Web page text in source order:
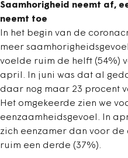
Saamhorigheid neemt af,
neemt toe
In het begin van de
meer
voelde ruim de helft (54%)
april. In juni was dat al
daar nog maar 23 procent
Het omgekeerde zien we
eenzaamheidsgevoel. In
zich eenzamer dan voor
ruim een derde (37%).